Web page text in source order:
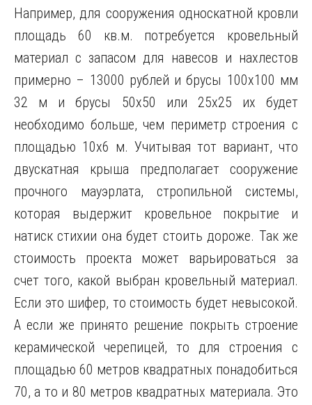
Например, для сооружения односкатной кровли
площадь 60 кв.м. потребуется кровельный
материал с запасом для навесов и нахлестов
примерно – 13000 рублей и брусы 100х100 мм
32 м и брусы 50х50 или 25х25 их будет
необходимо больше, чем периметр строения с
площадью 10х6 м. Учитывая тот вариант, что
двускатная крыша предполагает сооружение
прочного мауэрлата, стропильной системы,
которая выдержит кровельное покрытие и
натиск стихии она будет стоить дороже. Так же
стоимость проекта может варьироваться за
счет того, какой выбран кровельный материал.
Если это шифер, то стоимость будет невысокой.
А если же принято решение покрыть строение
керамической черепицей, то для строения с
площадью 60 метров квадратных понадобиться
70, а то и 80 метров квадратных материала. Это